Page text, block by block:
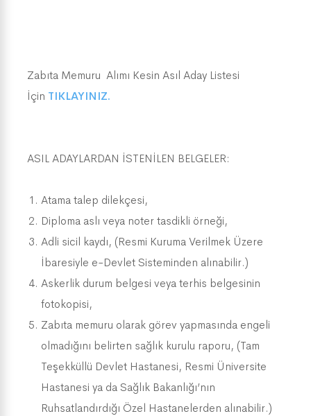
Zabıta Memuru Alımı Kesin Asıl Aday Listesi
İçin TIKLAYINIZ.
ASIL ADAYLARDAN İSTENİLEN BELGELER:
Atama talep dilekçesi,
Diploma aslı veya noter tasdikli örneği,
Adli sicil kaydı, (Resmi Kuruma Verilmek Üzere
İbaresiyle e-Devlet Sisteminden alınabilir.)
Askerlik durum belgesi veya terhis belgesinin
fotokopisi,
Zabıta memuru olarak görev yapmasında engeli
olmadığını belirten sağlık kurulu raporu, (Tam
Teşekküllü Devlet Hastanesi, Resmi Üniversite
Hastanesi ya da Sağlık Bakanlığı’nın
Ruhsatlandırdığı Özel Hastanelerden alınabilir.)